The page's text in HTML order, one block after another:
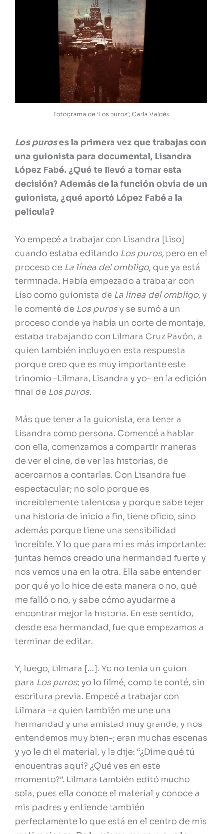
Fotograma de ‘Los puros’; Carla Valdés
Los puroses la primera vez que trabajas con
una guionista para documental, Lisandra
López Fabé. ¿Qué te llevó a tomar esta
decisión? Además de la función obvia de un
guionista, ¿qué aportó López Fabé a la
película?
Yo empecé a trabajar con Lisandra [Liso]
cuando estaba editando Los puros, pero en el
proceso de La línea del ombligo, que ya está
terminada. Había empezado a trabajar con
Liso como guionista de La línea del ombligo, y
le comenté de Los purosy se sumó a un
proceso donde ya había un corte de montaje,
estaba trabajando con Lilmara Cruz Pavón, a
quien también incluyo en esta respuesta
porque creo que es muy importante este
trinomio –Lilmara, Lisandra y yo– en la edición
final de Los puros.
Más que tener a la guionista, era tener a
Lisandra como persona. Comencé a hablar
con ella, comenzamos a compartir maneras
de ver el cine, de ver las historias, de
acercarnos a contarlas. Con Lisandra fue
espectacular; no solo porque es
increíblemente talentosa y porque sabe tejer
una historia de inicio a fin, tiene oficio, sino
además porque tiene una sensibilidad
increíble. Y lo que para mí es más importante:
juntas hemos creado una hermandad fuerte y
nos vemos una en la otra. Ella sabe entender
por qué yo lo hice de esta manera o no, qué
me falló o no, y sabe cómo ayudarme a
encontrar mejor la historia. En ese sentido,
desde esa hermandad, fue que empezamos a
terminar de editar.
Y, luego, Lilmara […]. Yo no tenía un guion
para Los puros; yo lo filmé, como te conté, sin
escritura previa. Empecé a trabajar con
Lilmara –a quien también me une una
hermandad y una amistad muy grande, y nos
entendemos muy bien–; eran muchas escenas
y yo le di el material, y le dije: “¿Dime qué tú
encuentras aquí? ¿Qué ves en este
momento?”. Lilmara también editó mucho
sola, pues ella conoce el material y conoce a
mis padres y entiende también
perfectamente lo que está en el centro de mis